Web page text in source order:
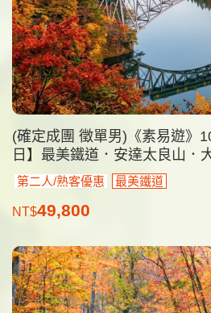
(確定成團 徵單男)《素易遊》
日】最美鐵道．安達太良山．
第二人/熟客優惠 最美鐵道
NT$49,800